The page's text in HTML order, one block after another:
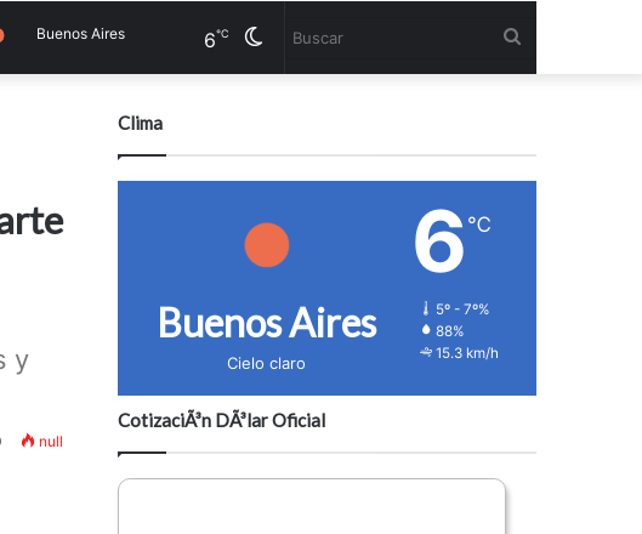
Cambiar
Buenos Aires 6℃
y
null
Clima
Buenos Aires
Cielo claro
6 ℃
5º - 7º%
88%
15.3 km/h
CotizaciÃ³n DÃ³lar Oficial